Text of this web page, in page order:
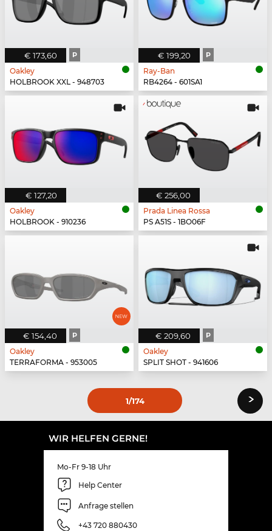
€ 173,60 P
Oakley
HOLBROOK XXL - 948703
€ 199,20 P
Ray-Ban
RB4264 - 601SA1
€ 127,20
Oakley
HOLBROOK - 910236
€ 256,00
Prada Linea Rossa
PS A51S - 1BO06F
€ 154,40 P
Oakley
TERRAFORMA - 953005
€ 209,60 P
Oakley
SPLIT SHOT - 941606
1/174 ›
WIR HELFEN GERNE!
Mo-Fr 9-18 Uhr
Help Center
Anfrage stellen
+43 720 880430